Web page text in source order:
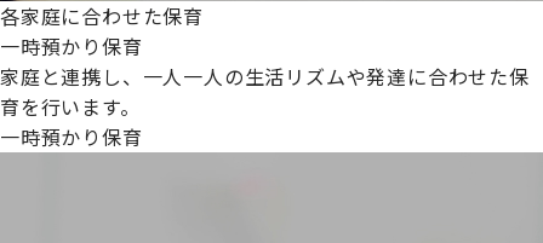
各家庭に合わせた保育
一時預かり保育
家庭と連携し、一人一人の生活リズムや発達に合わせた保
育を行います。
一時預かり保育